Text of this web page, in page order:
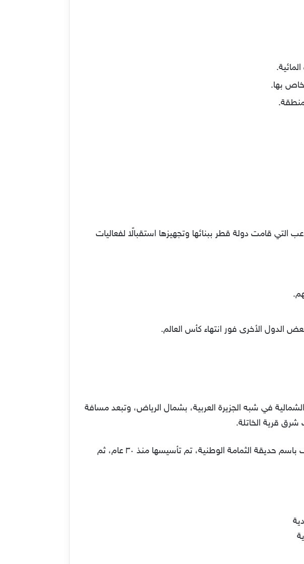
بها.
التي قامت دولة قطر ببنائها وتجهيزها استقبالًا لفعاليات
في شبه الجزيرة العربية، بشمال الرياض، وتبعد مسافة
تحتوي الثمامة السعودية على محمية طبيعية تغطي مساحة ١٧٠ كيلو متر مربع، تعرف باسم حديقة الثمامة الوطنية، تم تأسيسها منذ ٣٠ عام، ثم